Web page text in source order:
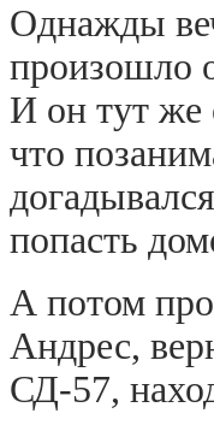
Однажды
произошло
И он тут же
что
попасть
А потом
Андрес,
СД-57,